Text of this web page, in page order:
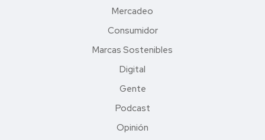
Mercadeo
Consumidor
Marcas Sostenibles
Digital
Gente
Podcast
Opinión